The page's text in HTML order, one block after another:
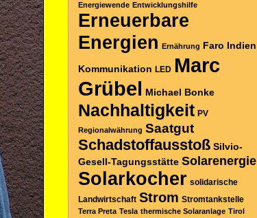
Energiewende Entwicklungshilfe
Erneuerbare
Energien Ernährung Faro Indien
Kommunikation LED Marc
Grübel Michael Bonke
Nachhaltigkeit PV
Regionalwährung Saatgut
Schadstoffausstoß Silvio-
Gesell-Tagungsstätte Solarenergie
Solarkocher solidarische
Landwirtschaft Strom Stromtankstelle
Terra Preta Tesla thermische Solaranlage Tirol